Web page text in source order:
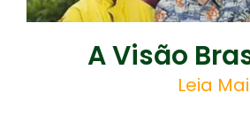
A Visão
Leia